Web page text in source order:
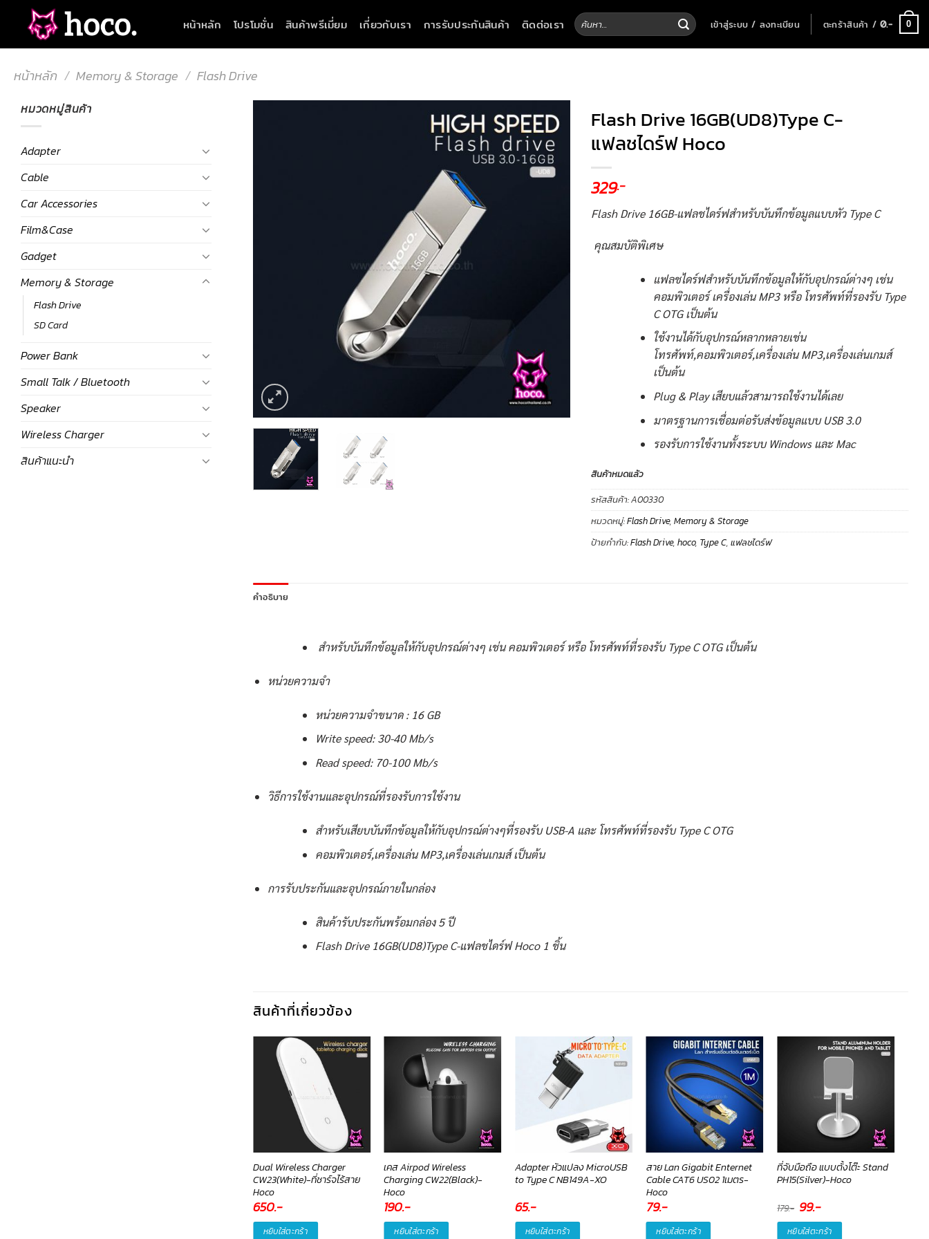
content
หน้าหลัก โปรโมชั่น สินค้าพรีเมี่ยม เกี่ยวกับเรา การรับประกันสินค้า ติดต่อเรา ค้นหา: เข้าสู่ระบบ / ลงทะเบียน ตะกร้าสินค้า /0.- 0
หน้าหลัก / Memory & Storage / Flash Drive
หมวดหมู่สินค้า
Adapter
Cable
Car Accessories
Film&Case
Gadget
Memory & Storage
Flash Drive
SD Card
Power Bank
Small Talk / Bluetooth
Speaker
Wireless Charger
สินค้าแนะนำ
Flash Drive 16GB(UD8)Type C-
แฟลชไดร์ฟ Hoco
329.-
Flash Drive 16GB-แฟลชไดร์ฟสำหรับบันทึกข้อมูลแบบหัว Type C
คุณสมบัติพิเศษ
แฟลชไดร์ฟสำหรับบันทึกข้อมูลให้กับอุปกรณ์ต่างๆ เช่น
คอมพิวเตอร์ เครื่องเล่น MP3 หรือ โทรศัพท์ที่รองรับ Type
C OTG เป็นต้น
ใช้งานได้กับอุปกรณ์หลากหลายเช่น
โทรศัพท์,คอมพิวเตอร์,เครื่องเล่น MP3,เครื่องเล่นเกมส์
เป็นต้น
Plug & Play เสียบแล้วสามารถใช้งานได้เลย
มาตรฐานการเชื่อมต่อรับส่งข้อมูลแบบ USB 3.0
รองรับการใช้งานทั้งระบบ Windows และ Mac
สินค้าหมดแล้ว
รหัสสินค้า:A00330
หมวดหมู่:Flash Drive, Memory & Storage
ป้ายกำกับ:Flash Drive, hoco, Type C, แฟลชไดร์ฟ
คำอธิบาย
สำหรับบันทึกข้อมูลให้กับอุปกรณ์ต่างๆ เช่น คอมพิวเตอร์ หรือ โทรศัพท์ที่รองรับ Type C OTG เป็นต้น
หน่วยความจำ
หน่วยความจำขนาด : 16 GB
Write speed: 30-40 Mb/s
Read speed: 70-100 Mb/s
วิธีการใช้งานและอุปกรณ์ที่รองรับการใช้งาน
สำหรับเสียบบันทึกข้อมูลให้กับอุปกรณ์ต่างๆที่รองรับ USB-A และ โทรศัพท์ที่รองรับ Type C OTG
คอมพิวเตอร์,เครื่องเล่น MP3,เครื่องเล่นเกมส์ เป็นต้น
การรับประกันและอุปกรณ์ภายในกล่อง
สินค้ารับประกันพร้อมกล่อง 5 ปี
Flash Drive 16GB(UD8)Type C-แฟลชไดร์ฟ Hoco 1 ชิ้น
สินค้าที่เกี่ยวข้อง
Dual Wireless Charger
CW23(White)-ที่ชาร์จไร้สาย
Hoco
650.-
หยิบใส่ตะกร้า
เคส Airpod Wireless
Charging CW22(Black)-
Hoco
190.-
หยิบใส่ตะกร้า
Adapter หัวแปลง MicroUSB
to Type C NB149A-XO
65.-
หยิบใส่ตะกร้า
สาย Lan Gigabit Enternet
Cable CAT6 US02 1เมตร-
Hoco
79.-
หยิบใส่ตะกร้า
ที่จับมือถือ แบบตั้งโต๊ะ Stand
PH15(Silver)-Hoco
179.- Original
price
was:
179.-.
99.-Current
is:
99.-.
หยิบใส่ตะกร้า